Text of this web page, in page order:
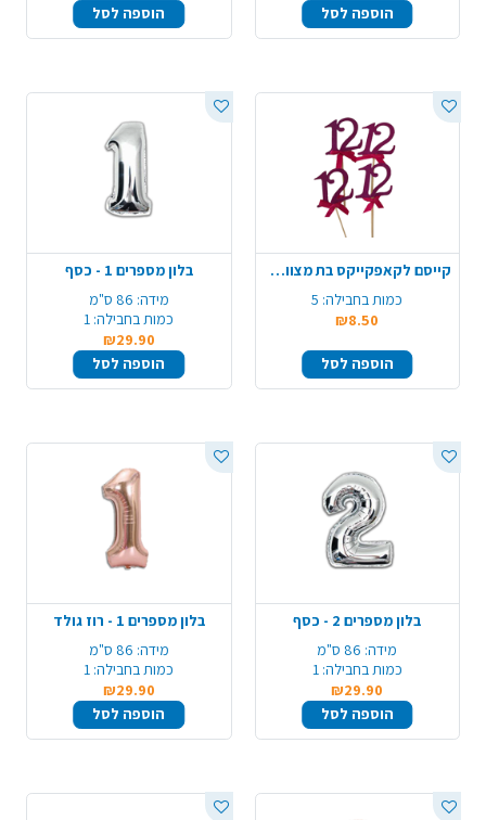
הוספה לסל
הוספה לסל
קייסם לקאפקייקס בת מצווה - סגול
כמות בחבילה: 5
₪8.50
הוספה לסל
בלון מספרים 1 - כסף
מידה: 86 ס"מ
כמות בחבילה: 1
₪29.90
הוספה לסל
בלון מספרים 2 - כסף
מידה: 86 ס"מ
כמות בחבילה: 1
₪29.90
הוספה לסל
בלון מספרים 1 - רוז גולד
מידה: 86 ס"מ
כמות בחבילה: 1
₪29.90
הוספה לסל